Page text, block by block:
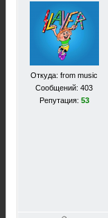
Откуда: from music
Сообщений: 403
Репутация: 53